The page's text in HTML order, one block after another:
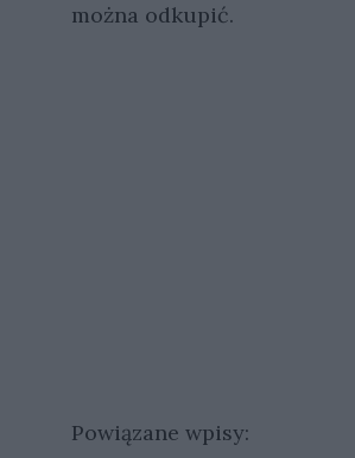
można odkupić.
Powiązane wpisy: